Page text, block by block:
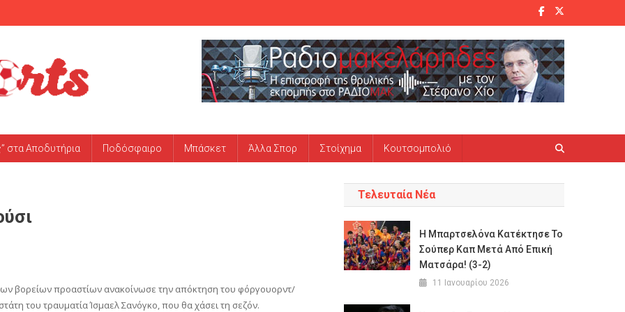
στα Αποδυτήρια Ποδόσφαιρο Μπάσκετ Άλλα Σπορ Στοίχημα Κουτσομπολιό
βορείων προαστίων ανακοίνωσε την απόκτηση του φόργουορντ/
του τραυματία Ίσμαελ Σανόγκο, που θα χάσει τη σεζόν.
Τελευταία Νέα
Η Μπαρτσελόνα Κατέκτησε Το
Σούπερ Καπ Μετά Από Επική
Ματσάρα! (3-2)
11 Ιανουαρίου 2026